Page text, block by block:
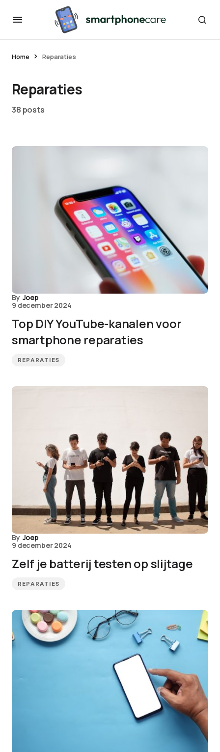
Home Reparaties
Reparaties
38 posts
By Joep
9 december 2024
Top DIY YouTube-kanalen voor
smartphone reparaties
REPARATIES
By Joep
9 december 2024
Zelf je batterij testen op slijtage
REPARATIES